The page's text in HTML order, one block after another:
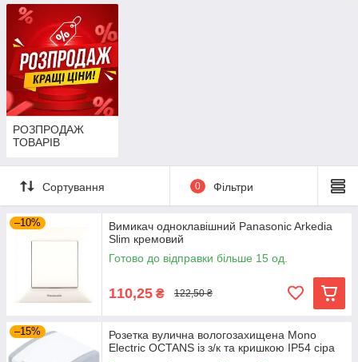
РОЗПРОДАЖ
ТОВАРІВ
Сортування 0 Фільтри
–10%
Вимикач одноклавішний Panasonic Arkedia
Slim кремовий
Готово до відправки більше 15 од.
110,25 ₴ 122,50 ₴
–15%
Розетка вулична вологозахищена Mono
Electric OCTANS із з/к та кришкою IP54 сіра